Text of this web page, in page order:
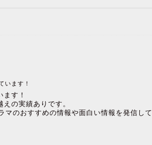
います！
す！
の実績ありです。
マのおすすめの情報や面白い情報を発信して